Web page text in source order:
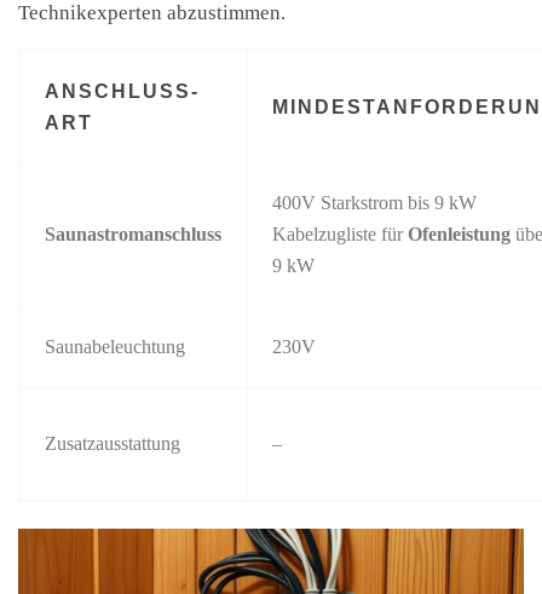
Technikexperten abzustimmen.
ANSCHLUSS-
ART
Saunastromanschluss
400V Starkstrom bis 9 kW
Kabelzugliste fürOfenleistung
9 kW
Saunabeleuchtung 230V
Zusatzausstattung –